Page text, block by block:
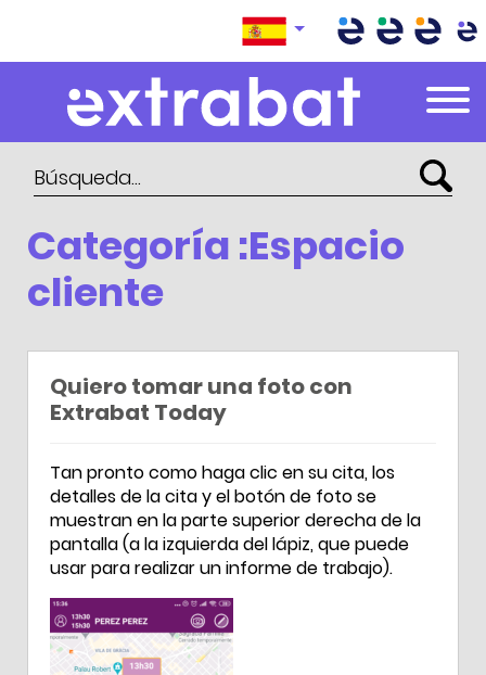
Extrabat – Le Blog
Categoría :Espacio
cliente
Quiero tomar una foto con
Extrabat Today
Tan pronto como haga clic en su cita, los
detalles de la cita y el botón de foto se
muestran en la parte superior derecha de la
pantalla (a la izquierda del lápiz, que puede
usar para realizar un informe de trabajo).